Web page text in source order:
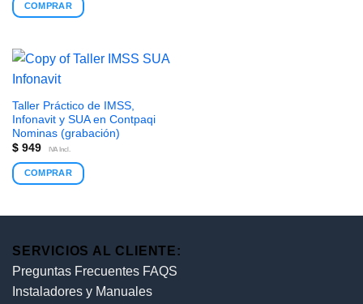
COMPRAR
Taller Práctico de IMSS,
Infonavit y SUA en Contpaqi
Nominas (grabación)
$949 IVA Incl.
COMPRAR
SERVICIOS AL CLIENTE:
Preguntas Frecuentes FAQS
Instaladores y Manuales